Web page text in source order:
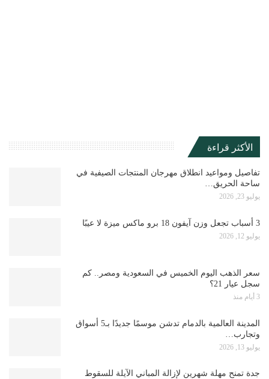
الأكثر قراءة
تفاصيل ومواعيد انطلاق مهرجان المنتجات الصيفية في
ساحة الحريق…
يوليو 23, 2026
3 أسباب تجعل وزن آيفون 18 برو ماكس ميزة لا عيبًا
يوليو 12, 2026
سعر الذهب اليوم الخميس في السعودية ومصر.. كم
سجل عيار 21؟
3 أيام منذ
المدينة العالمية بالدمام تدشن موسمًا جديدًا بـ5 أسواق
وتجارب…
يوليو 13, 2026
جدة تمنح مهلة شهرين لإزالة المباني الآيلة للسقوط